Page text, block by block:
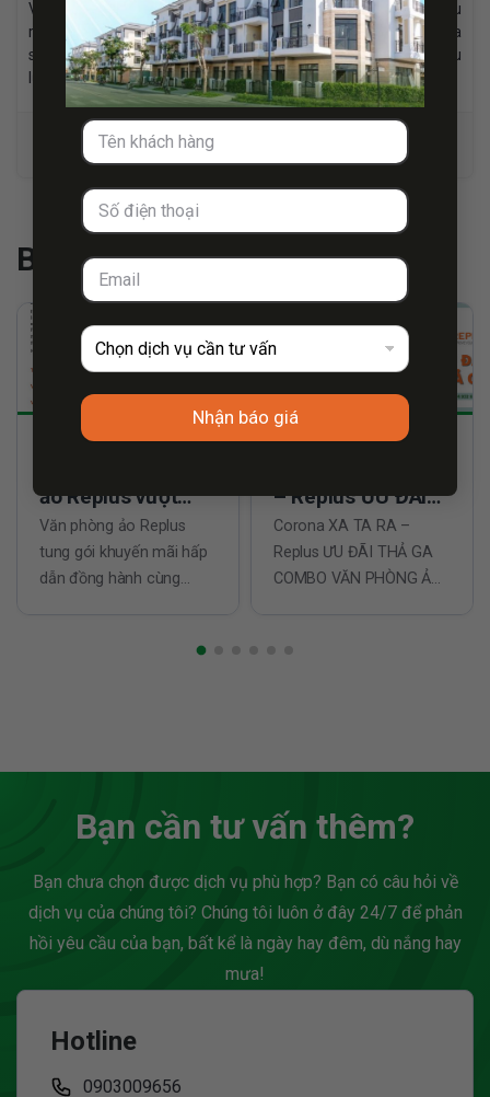
Nhận báo giá
Với hơn 05 năm kinh nghiệm tư vấn và biên tập nội dung sâu
rộng trong lĩnh vực dịch vụ pháp lý và cho thuê văn phòng. Chia
sẻ thông tin giá trị đến khách hàng, đối tác và thu hút hàng triệu
lượt xem.
Bài viết cùng chủ đề
ảo Replus vượt
qua đại dịch covid
19
Văn phòng ảo Replus
tung gói khuyến mãi hấp
dẫn đồng hành cùng
tháng 9/2021 Replus cam
– Replus ƯU ĐÃI
THẢ GA
Corona XA TA RA –
Replus ƯU ĐÃI THẢ GA
COMBO VĂN PHÒNG ẢO
Bạn cần tư vấn thêm?
Bạn chưa chọn được dịch vụ phù hợp? Bạn có câu hỏi về
dịch vụ của chúng tôi? Chúng tôi luôn ở đây 24/7 để phản
hồi yêu cầu của bạn, bất kể là ngày hay đêm, dù nắng hay
mưa!
Hotline
0903009656